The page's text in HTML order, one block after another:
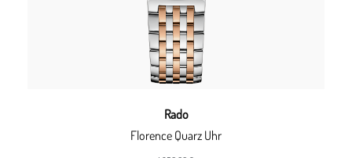
Rado
Florence Quarz Uhr